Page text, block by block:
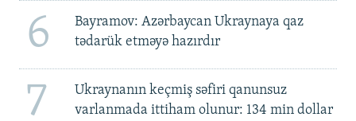
6
Bayramov: Azərbaycan Ukraynaya qaz
tədarük etməyə hazırdır
7
Ukraynanın keçmiş səfiri qanunsuz
varlanmada ittiham olunur: 134 min dollar